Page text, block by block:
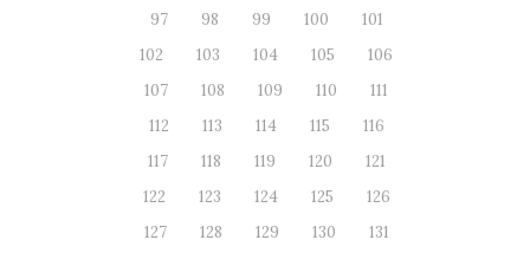
97
98 99 100
101
102
103 104 105
106
107
108 109 110
111
112
113 114 115
116
117
118 119 120
121
122
123 124 125
126
127
128 129 130
131